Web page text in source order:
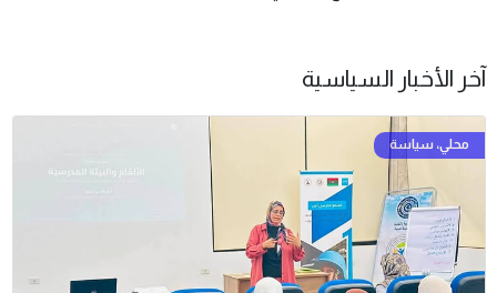
آخر الأخبار السياسية